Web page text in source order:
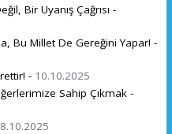
Bir Uyanış Çağrısı -
Bu Millet De Gereğini Yapar! -
- 10.10.2025
Sahip Çıkmak -